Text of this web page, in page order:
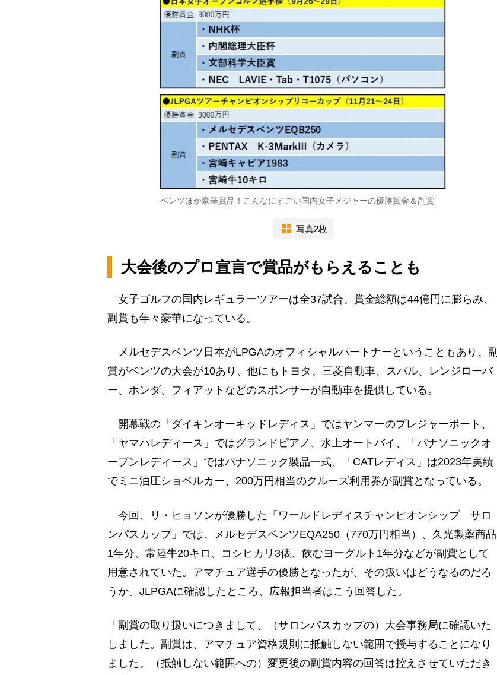
ベンツほか豪華賞品！こんなにすごい国内女子メジャーの優勝賞金＆副賞
写真2枚
大会後のプロ宣言で賞品がもらえることも
女子ゴルフの国内レギュラーツアーは全37試合。賞金総額は44億円に膨らみ、
副賞も年々豪華になっている。
メルセデスベンツ日本がLPGAのオフィシャルパートナーということもあり、副
賞がベンツの大会が10あり、他にもトヨタ、三菱自動車、スバル、レンジローバ
ー、ホンダ、フィアットなどのスポンサーが自動車を提供している。
開幕戦の「ダイキンオーキッドレディス」ではヤンマーのプレジャーボート、
「ヤマハレディース」ではグランドピアノ、水上オートバイ、「パナソニックオ
ープンレディース」ではパナソニック製品一式、「CATレディス」は2023年実績
でミニ油圧ショベルカー、200万円相当のクルーズ利用券が副賞となっている。
今回、リ・ヒョソンが優勝した「ワールドレディスチャンピオンシップ サロ
ンパスカップ」では、メルセデスベンツEQA250（770万円相当）、久光製薬商品
1年分、常陸牛20キロ、コシヒカリ3俵、飲むヨーグルト1年分などが副賞として
用意されていた。アマチュア選手の優勝となったが、その扱いはどうなるのだろ
うか。JLPGAに確認したところ、広報担当者はこう回答した。
「副賞の取り扱いにつきまして、（サロンパスカップの）大会事務局に確認いた
しました。副賞は、アマチュア資格規則に抵触しない範囲で授与することになり
ました。（抵触しない範囲への）変更後の副賞内容の回答は控えさせていただき